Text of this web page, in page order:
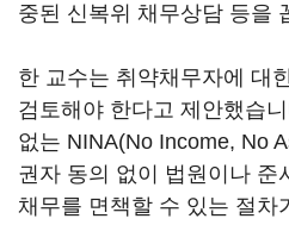
중된 신복위 채무상담 등을
한 교수는 취약채무자에 대
검토해야 한다고 제안했습
없는 NINA(No Income, No
권자 동의 없이 법원이나 준
채무를 면책할 수 있는 절차